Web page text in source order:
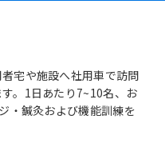
宅や施設へ社用車で訪問
。1日あたり7~10名、お
・鍼灸および機能訓練を